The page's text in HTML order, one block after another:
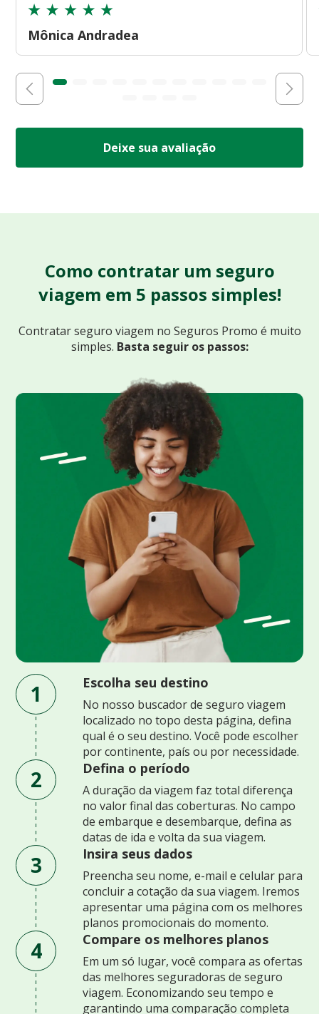
Mônica Andradea
Deixe sua avaliação
Como contratar um seguro
viagem em 5 passos simples!
Contratar seguro viagem no Seguros Promo é muito
simples. Basta seguir os passos:
1 Escolha seu destino
No nosso buscador de seguro viagem
localizado no topo desta página, defina
qual é o seu destino. Você pode escolher
por continente, país ou por necessidade.
2 Defina o período
A duração da viagem faz total diferença
no valor final das coberturas. No campo
de embarque e desembarque, defina as
datas de ida e volta da sua viagem.
3 Insira seus dados
Preencha seu nome, e-mail e celular para
concluir a cotação da sua viagem. Iremos
apresentar uma página com os melhores
planos promocionais do momento.
4 Compare os melhores planos
Em um só lugar, você compara as ofertas
das melhores seguradoras de seguro
viagem. Economizando seu tempo e
garantindo uma comparação completa